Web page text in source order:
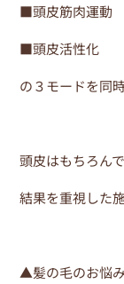
■頭皮筋肉運動
■頭皮活性化
の３モードを同
頭皮はもちろん
結果を重視した
▲髪の毛のお悩み